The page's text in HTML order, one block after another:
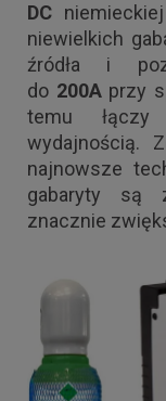
DC
niewielkich
źródła i
do 200Aprzy
temu łączy
wydajnością.
najnowsze
gabaryty są
znacznie